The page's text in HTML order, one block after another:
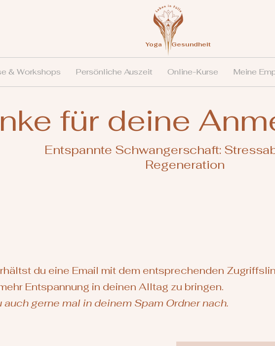
Yoga Gesundheit
& Workshops Persönliche Auszeit Online-Kurse Meine
für deine
Entspannte Schwangerschaft:
Regeneration
du eine Email mit dem entsprechenden
Entspannung in deinen Alltag zu bringen.
auch gerne mal in deinem Spam Ordner nach.